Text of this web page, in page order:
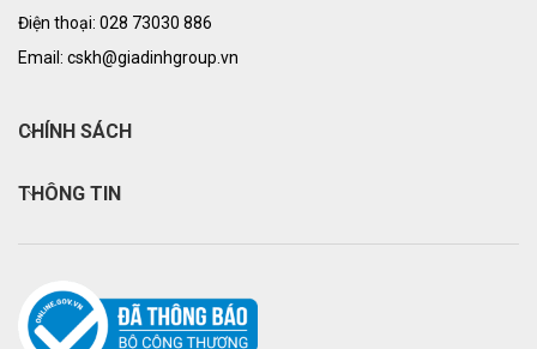
Điện thoại: 028 73030 886
Email: cskh@giadinhgroup.vn
CHÍNH SÁCH
THÔNG TIN